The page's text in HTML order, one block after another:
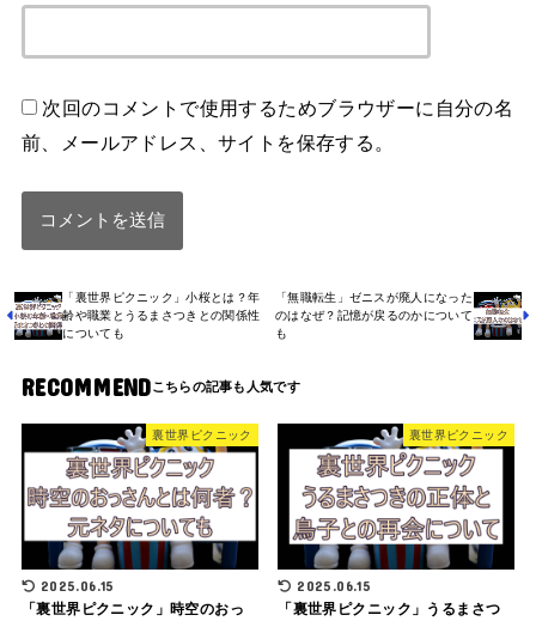
次回のコメントで使用するためブラウザーに自分の名
前、メールアドレス、サイトを保存する。
「裏世界ピクニック」小桜とは？年
齢や職業とうるまさつきとの関係性
についても
「無職転生」ゼニスが廃人になった
のはなぜ？記憶が戻るのかについて
も
RECOMMEND
裏世界ピクニック
2025.06.15
「裏世界ピクニック」時空のおっ
裏世界ピクニック
2025.06.15
「裏世界ピクニック」うるまさつ